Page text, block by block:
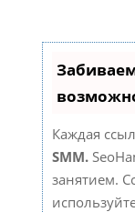
Каждая
SMM.
занятием.